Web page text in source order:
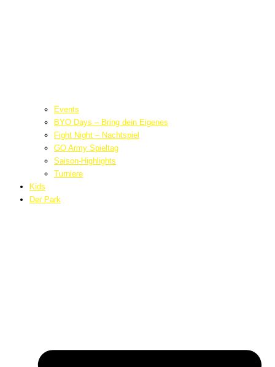
Events
BYO Days – Bring dein Eigenes
Fight Night – Nachtspiel
GO Army Spieltag
Saison-Highlights
Turniere
Kids
Der Park